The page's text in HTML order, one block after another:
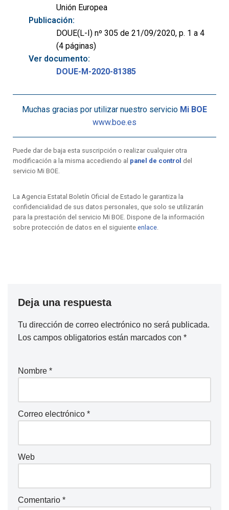
Unión Europea
Publicación:
DOUE(L-I) nº 305 de 21/09/2020, p. 1 a 4
(4 páginas)
Ver documento:
DOUE-M-2020-81385
Muchas gracias por utilizar nuestro servicio Mi BOE
www.boe.es
Puede dar de baja esta suscripción o realizar cualquier otra
modificación a la misma accediendo al panel de control del
servicio Mi BOE.
La Agencia Estatal Boletín Oficial de Estado le garantiza la
confidencialidad de sus datos personales, que solo se utilizarán
para la prestación del servicio Mi BOE. Dispone de la información
sobre protección de datos en el siguiente enlace
Deja una respuesta
Tu dirección de correo electrónico no será publicada.
Los campos obligatorios están marcados con *
Nombre *
Correo electrónico *
Web
Comentario *